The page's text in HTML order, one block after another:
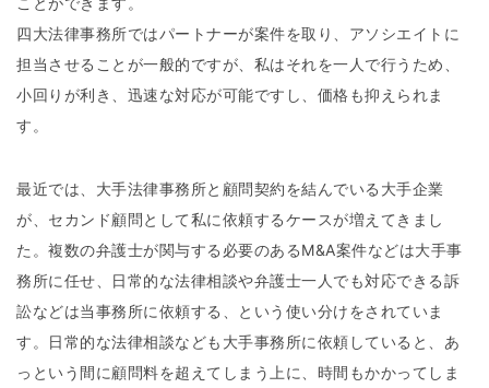
四大法律事務所ではパートナーが案件を取り、アソシエイトに
担当させることが一般的ですが、私はそれを一人で行うため、
小回りが利き、迅速な対応が可能ですし、価格も抑えられま
す。
最近では、大手法律事務所と顧問契約を結んでいる大手企業
が、セカンド顧問として私に依頼するケースが増えてきまし
た。複数の弁護士が関与する必要のあるM&A案件などは大手事
務所に任せ、日常的な法律相談や弁護士一人でも対応できる訴
訟などは当事務所に依頼する、という使い分けをされていま
す。日常的な法律相談なども大手事務所に依頼していると、あ
っという間に顧問料を超えてしまう上に、時間もかかってしま